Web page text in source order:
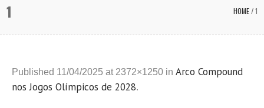
1 HOME/1
Published 11/04/2025 at 2372×1250 in Arco Compound
nos Jogos Olímpicos de 2028.